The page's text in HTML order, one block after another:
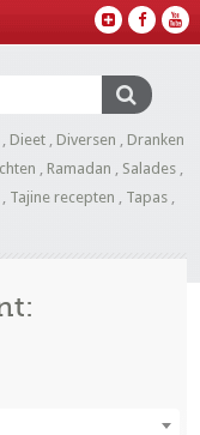
, Dieet , Diversen , Dranken
, Ramadan , Salades ,
, Tajine recepten , Tapas ,